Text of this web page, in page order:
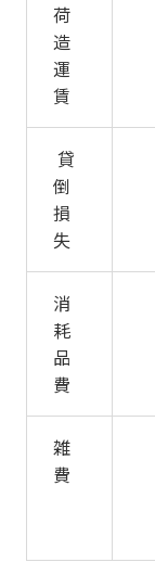
荷
造
運
賃
貸
倒
損
失
消
耗
品
費
雑
費